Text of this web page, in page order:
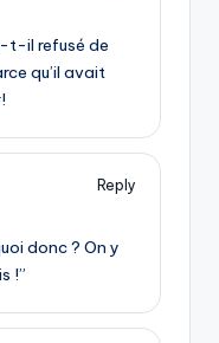
t-il refusé de
qu’il avait
Reply
donc ? On y
!”